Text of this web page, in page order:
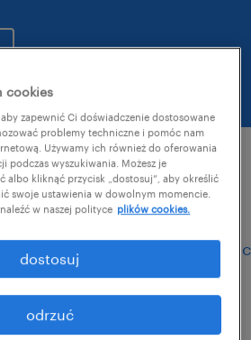
cookies
zapewnić Ci doświadczenie dostosowane
problemy techniczne i pomóc nam
Używamy ich również do oferowania
podczas wyszukiwania. Możesz je
albo kliknąć przycisk „dostosuj”, aby określić
swoje ustawienia w dowolnym momencie.
w naszej polityce plików cookies.
odrzuć
dostosuj